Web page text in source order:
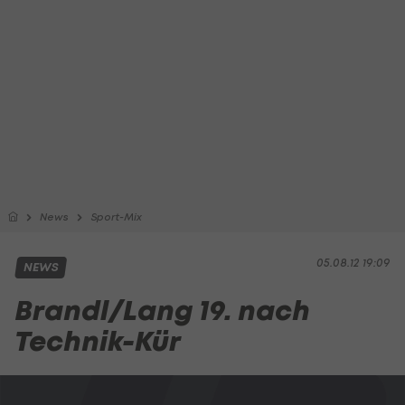
News Sport-Mix
05.08.12 19:09
NEWS
Brandl/Lang 19. nach
Technik-Kür